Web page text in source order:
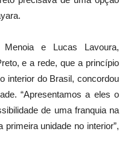
e Lucas Lavoura,
e a rede, que a princípio
interior do Brasil, concordou
“Apresentamos a eles o
de uma franquia na
unidade no interior”,